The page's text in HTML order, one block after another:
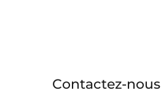
Contactez-nous